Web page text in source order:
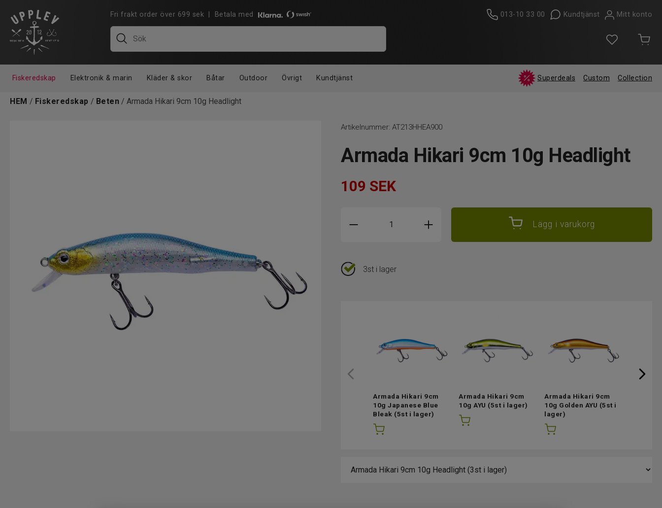
Fri frakt order över 699 sek | Betala med 013-10 33 00 Kundtjänst Mitt konto
Fiskeredskap Elektronik & marin Kläder & skor Båtar Outdoor Övrigt Kundtjänst Superdeals Custom Collection
HEM / Fiskeredskap / Beten / Armada Hikari 9cm 10g Headlight
Artikelnummer: AT213HHEA900
Armada Hikari 9cm 10g Headlight
109 SEK
Lägg i varukorg
3st i lager
Armada Hikari 9cm
10g Japanese Blue
Bleak (5st i lager)
Armada Hikari 9cm
10g AYU (5st i lager)
Armada Hikari 9cm
10g Golden AYU (5st i
lager)